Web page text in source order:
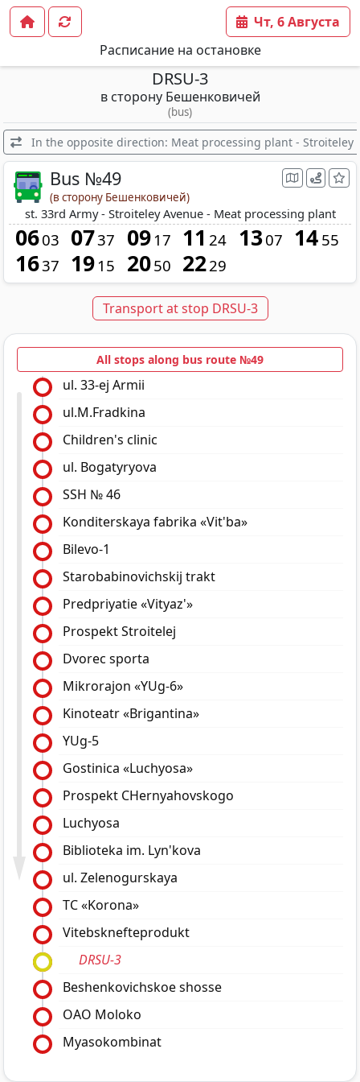
Расписание на остановке
Чт, 6 Августа
DRSU-3
в сторону Бешенковичей
(bus)
In the opposite direction: Meat processing plant - Stroiteley
Bus №49
(в сторону Бешенковичей)
st. 33rd Army - Stroiteley Avenue - Meat processing plant
0603 0737 09 17 11 24 1307 14 55
1637 19 15 2050 2229
Transport at stop DRSU-3
All stops along bus route №49
ul. 33-ej Armii
ul.M.Fradkina
Children's clinic
ul. Bogatyryova
SSH № 46
Konditerskaya fabrika «Vit'ba»
Bilevo-1
Starobabinovichskij trakt
Predpriyatie «Vityaz'»
Prospekt Stroitelej
Dvorec sporta
Mikrorajon «YUg-6»
Kinoteatr «Brigantina»
YUg-5
Gostinica «Luchyosa»
Prospekt CHernyahovskogo
Luchyosa
Biblioteka im. Lyn'kova
ul. Zelenogurskaya
TC «Korona»
Vitebsknefteprodukt
DRSU-3
Beshenkovichskoe shosse
OAO Moloko
Myasokombinat